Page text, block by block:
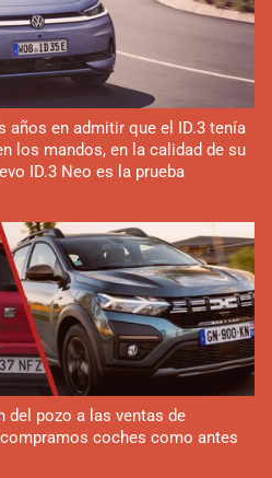
años en admitir que el ID.3 tenía
los mandos, en la calidad de su
ID.3 Neo es la prueba
pozo a las ventas de
coches como antes